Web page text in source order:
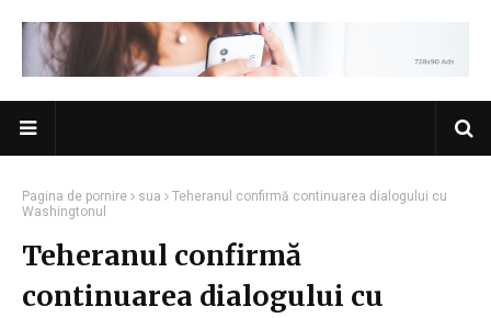
Pagina de pornire sua
Teheranul confirmă continuarea dialogului cu
Washingtonul
Teheranul confirmă
continuarea dialogului cu